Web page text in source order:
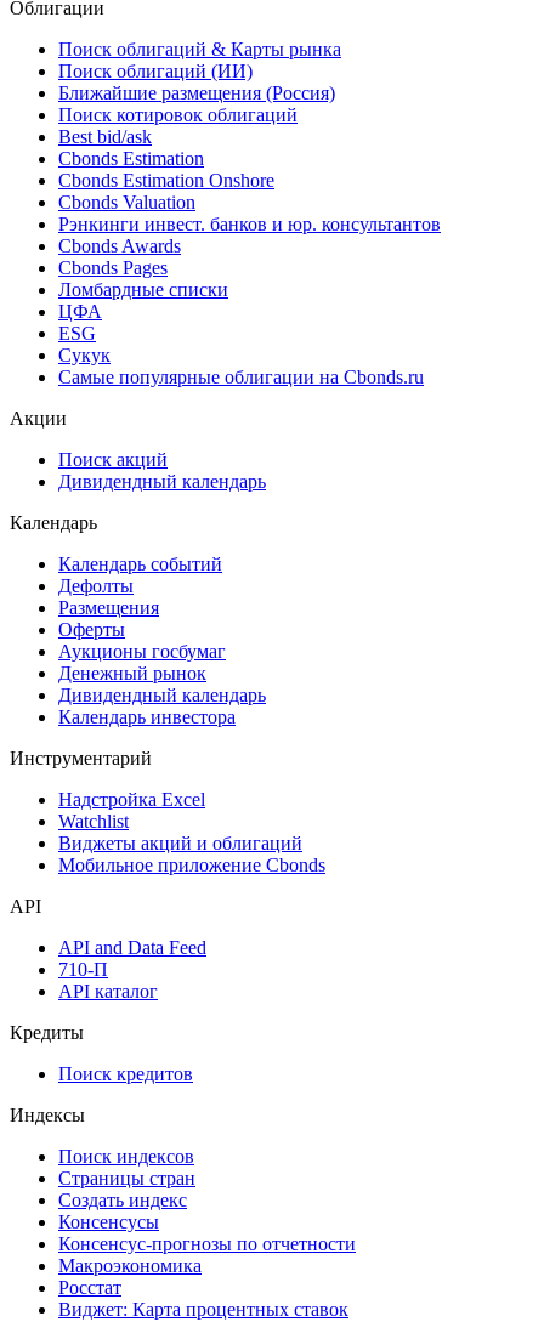
Облигации
Поиск облигаций & Карты рынка
Поиск облигаций (ИИ)
Ближайшие размещения (Россия)
Поиск котировок облигаций
Best bid/ask
Cbonds Estimation
Cbonds Estimation Onshore
Cbonds Valuation
Рэнкинги инвест. банков и юр. консультантов
Cbonds Awards
Cbonds Pages
Ломбардные списки
ЦФА
ESG
Сукук
Самые популярные облигации на Cbonds.ru
Акции
Поиск акций
Дивидендный календарь
Календарь
Календарь событий
Дефолты
Размещения
Оферты
Аукционы госбумаг
Денежный рынок
Дивидендный календарь
Календарь инвестора
Инструментарий
Надстройка Excel
Watchlist
Виджеты акций и облигаций
Мобильное приложение Cbonds
API
API and Data Feed
710-П
API каталог
Кредиты
Поиск кредитов
Индексы
Поиск индексов
Страницы стран
Создать индекс
Консенсусы
Консенсус-прогнозы по отчетности
Макроэкономика
Росстат
Виджет: Карта процентных ставок